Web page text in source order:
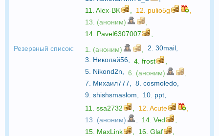
11. Alex-BK 12. pulio5g
13. (аноним)
14. Pavel6307007
;
Резервный список:
1. (аноним) 2. 30mail
3. Николай56 4. frost
5. Nikond2n 6. (аноним)
7. Михаил777 8. cosmoledo
9. shishsmaslom 10. ppt
11. ssa2732 12. Acute
13. (аноним)
14. Ved
15. MaxLink 16. Glaf